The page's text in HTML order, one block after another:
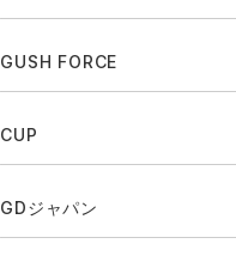
GUSH FORCE
CUP
GDジャパン